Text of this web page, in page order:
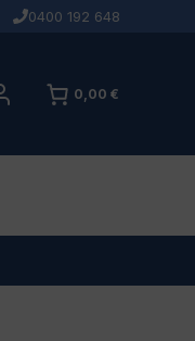
0400 192 648
0,00 €